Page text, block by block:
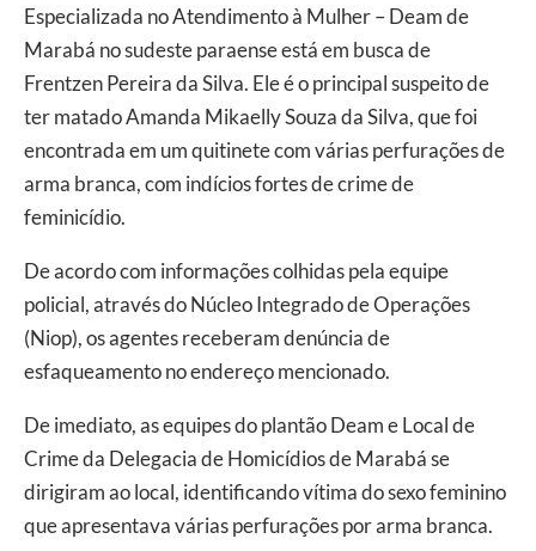
Especializada no Atendimento à Mulher – Deam de
Marabá no sudeste paraense está em busca de
Frentzen Pereira da Silva. Ele é o principal suspeito de
ter matado Amanda Mikaelly Souza da Silva, que foi
encontrada em um quitinete com várias perfurações de
arma branca, com indícios fortes de crime de
feminicídio.
De acordo com informações colhidas pela equipe
policial, através do Núcleo Integrado de Operações
(Niop), os agentes receberam denúncia de
esfaqueamento no endereço mencionado.
De imediato, as equipes do plantão Deam e Local de
Crime da Delegacia de Homicídios de Marabá se
dirigiram ao local, identificando vítima do sexo feminino
que apresentava várias perfurações por arma branca.